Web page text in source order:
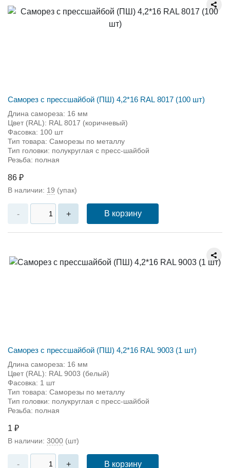
Саморез с прессшайбой (ПШ) 4,2*16 RAL 8017 (100 шт)
Длина самореза: 16 мм
Цвет (RAL): RAL 8017 (коричневый)
Фасовка: 100 шт
Тип товара: Саморезы по металлу
Тип головки: полукруглая с пресс-шайбой
Резьба: полная
86 ₽
В наличии: 19 (упак)
- + В корзину
Саморез с прессшайбой (ПШ) 4,2*16 RAL 9003 (1 шт)
Длина самореза: 16 мм
Цвет (RAL): RAL 9003 (белый)
Фасовка: 1 шт
Тип товара: Саморезы по металлу
Тип головки: полукруглая с пресс-шайбой
Резьба: полная
1 ₽
В наличии: 3000 (шт)
- + В корзину